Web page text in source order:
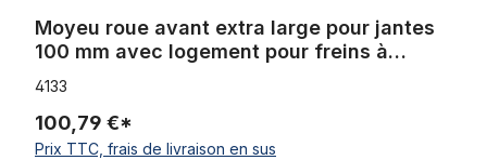
Moyeu roue avant extra large pour jantes
100 mm avec logement pour freins à
disque
4133
100,79 €*
Prix TTC, frais de livraison en sus